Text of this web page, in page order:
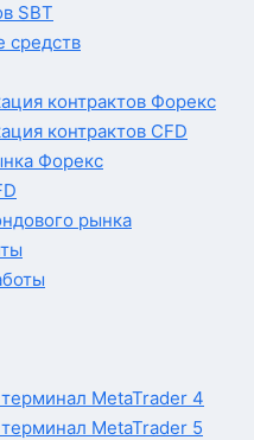
SBT
средств
контрактов Форекс
контрактов CFD
Форекс
рынка
MetaTrader 4
MetaTrader 5